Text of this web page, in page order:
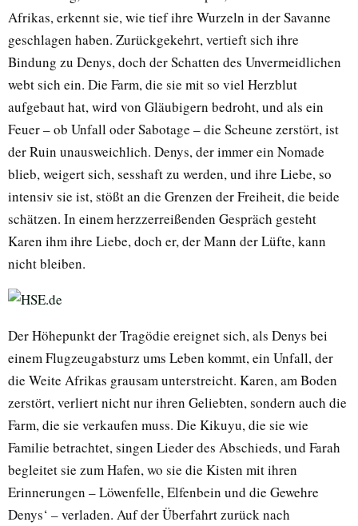
Afrikas, erkennt sie, wie tief ihre Wurzeln in der Savanne
geschlagen haben. Zurückgekehrt, vertieft sich ihre
Bindung zu Denys, doch der Schatten des Unvermeidlichen
webt sich ein. Die Farm, die sie mit so viel Herzblut
aufgebaut hat, wird von Gläubigern bedroht, und als ein
Feuer – ob Unfall oder Sabotage – die Scheune zerstört, ist
der Ruin unausweichlich. Denys, der immer ein Nomade
blieb, weigert sich, sesshaft zu werden, und ihre Liebe, so
intensiv sie ist, stößt an die Grenzen der Freiheit, die beide
schätzen. In einem herzzerreißenden Gespräch gesteht
Karen ihm ihre Liebe, doch er, der Mann der Lüfte, kann
nicht bleiben.
Der Höhepunkt der Tragödie ereignet sich, als Denys bei
einem Flugzeugabsturz ums Leben kommt, ein Unfall, der
die Weite Afrikas grausam unterstreicht. Karen, am Boden
zerstört, verliert nicht nur ihren Geliebten, sondern auch die
Farm, die sie verkaufen muss. Die Kikuyu, die sie wie
Familie betrachtet, singen Lieder des Abschieds, und Farah
begleitet sie zum Hafen, wo sie die Kisten mit ihren
Erinnerungen – Löwenfelle, Elfenbein und die Gewehre
Denys‘ – verladen. Auf der Überfahrt zurück nach